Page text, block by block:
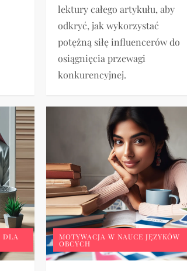
lektury całego artykułu, aby
odkryć, jak wykorzystać
potężną siłę influencerów do
osiągnięcia przewagi
konkurencyjnej.
DLA MOTYWACJA W NAUCE JĘZYKÓW
OBCYCH